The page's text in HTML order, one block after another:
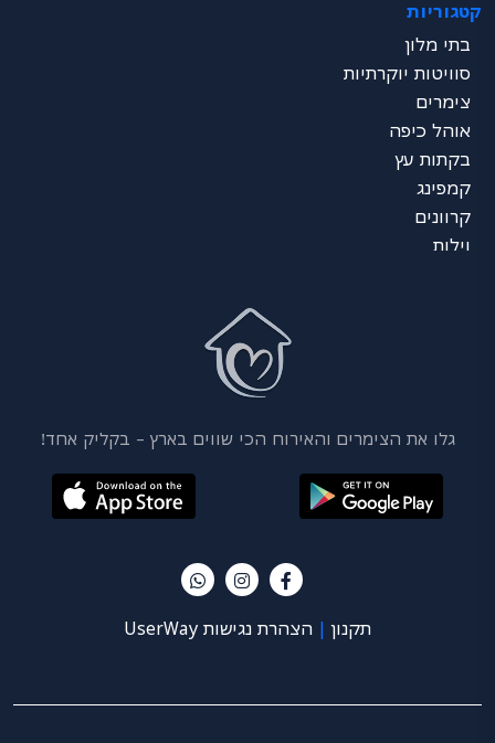
דרום - ים המלח
נגב
ערבה
אילת
כל הצפון
מרכז הכל
דרום הכל
קטגוריות
בתי מלון
סוויטות יוקרתיות
צימרים
אוהל כיפה
בקתות עץ
קמפינג
קרוונים
וילות
גלו את הצימרים והאירוח הכי שווים בארץ – בקליק אחד!
תקנון | הצהרת נגישות UserWay